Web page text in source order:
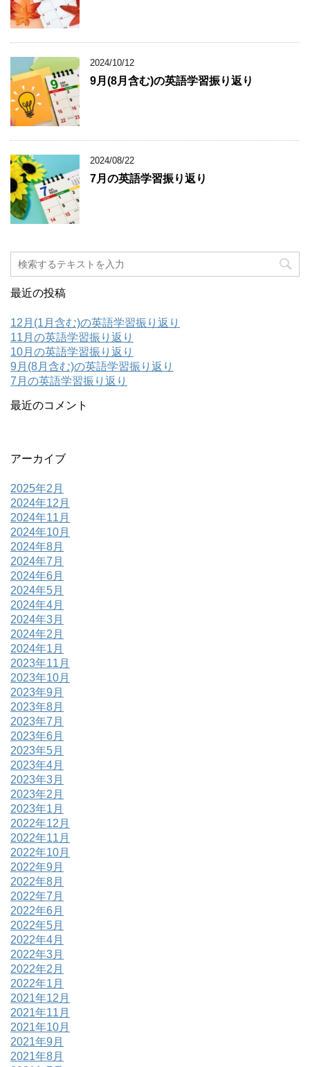
2024/10/12
9月(8月含む)の英語学習振り返り
2024/08/22
7月の英語学習振り返り
最近の投稿
12月(1月含む)の英語学習振り返り
11月の英語学習振り返り
10月の英語学習振り返り
9月(8月含む)の英語学習振り返り
7月の英語学習振り返り
最近のコメント
アーカイブ
2025年2月
2024年12月
2024年11月
2024年10月
2024年8月
2024年7月
2024年6月
2024年5月
2024年4月
2024年3月
2024年2月
2024年1月
2023年11月
2023年10月
2023年9月
2023年8月
2023年7月
2023年6月
2023年5月
2023年4月
2023年3月
2023年2月
2023年1月
2022年12月
2022年11月
2022年10月
2022年9月
2022年8月
2022年7月
2022年6月
2022年5月
2022年4月
2022年3月
2022年2月
2022年1月
2021年12月
2021年11月
2021年10月
2021年9月
2021年8月